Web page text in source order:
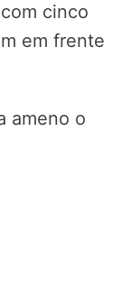
cinco
em frente
ameno o